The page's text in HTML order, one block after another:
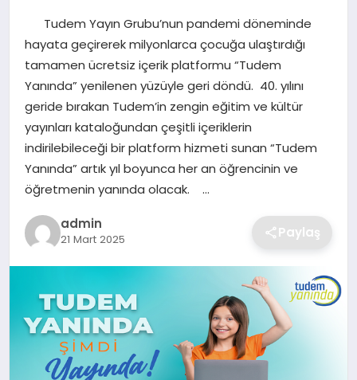
SIYASET
TEKNOLOJI
YAŞAM
Tudem Yayın Grubu’nun pandemi döneminde
hayata geçirerek milyonlarca çocuğa ulaştırdığı
tamamen ücretsiz içerik platformu “Tudem
Yanında” yenilenen yüzüyle geri döndü. 40. yılını
geride bırakan Tudem’in zengin eğitim ve kültür
yayınları kataloğundan çeşitli içeriklerin
indirilebileceği bir platform hizmeti sunan “Tudem
Yanında” artık yıl boyunca her an öğrencinin ve
öğretmenin yanında olacak. …
admin
21 Mart 2025 Paylaş